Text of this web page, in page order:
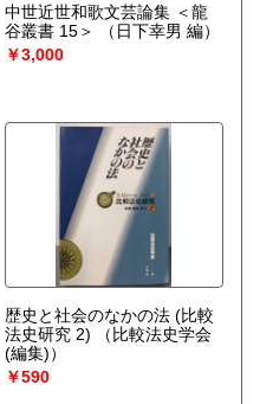
中世近世和歌文芸論集 ＜龍
谷叢書 15＞
（日下幸男 編）
￥3,000
歴史と社会のなかの法 (比較
法史研究 2)
（比較法史学会
(編集)）
￥590